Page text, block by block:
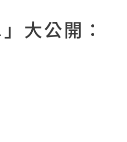
大公開：